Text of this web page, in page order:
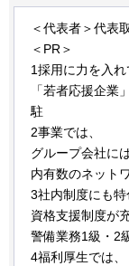
＜代表者＞代表
＜PR＞
1採用に力を入れ
「若者応援企業
駐
2事業では、
グループ会社に
内有数のネット
3社内制度にも
資格支援制度が
警備業務1級・2
4福利厚生では、